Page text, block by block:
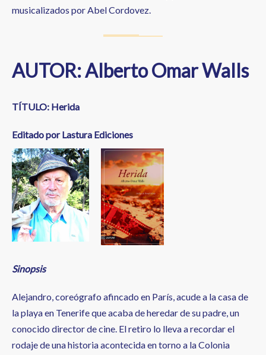
musicalizados por Abel Cordovez.
AUTOR: Alberto Omar Walls
TÍTULO: Herida
Editado por Lastura Ediciones
Sinopsis
Alejandro, coreógrafo afincado en París, acude a la casa de
la playa en Tenerife que acaba de heredar de su padre, un
conocido director de cine. El retiro lo lleva a recordar el
rodaje de una historia acontecida en torno a la Colonia